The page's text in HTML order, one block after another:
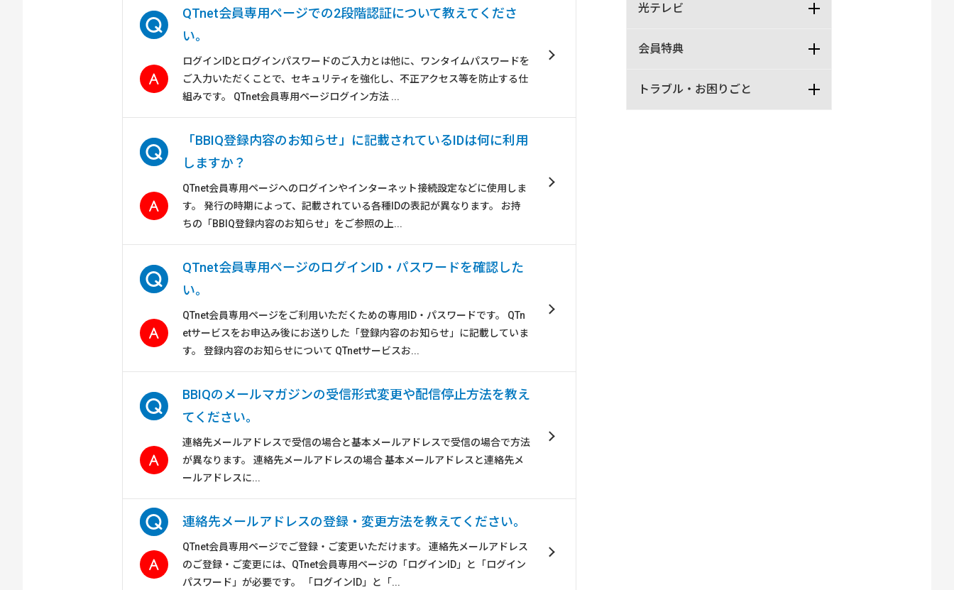
QTnet会員専用ページでの2段階認証について教えてくださ
い。
ログインIDとログインパスワードのご入力とは他に、ワンタイムパスワードを
ご入力いただくことで、セキュリティを強化し、不正アクセス等を防止する仕
組みです。 QTnet会員専用ページログイン方法 ...
「BBIQ登録内容のお知らせ」に記載されているIDは何に利用
しますか？
QTnet会員専用ページへのログインやインターネット接続設定などに使用しま
す。 発行の時期によって、記載されている各種IDの表記が異なります。 お持
ちの「BBIQ登録内容のお知らせ」をご参照の上...
QTnet会員専用ページのログインID・パスワードを確認した
い。
QTnet会員専用ページをご利用いただくための専用ID・パスワードです。 QTn
etサービスをお申込み後にお送りした「登録内容のお知らせ」に記載していま
す。 登録内容のお知らせについて QTnetサービスお...
BBIQのメールマガジンの受信形式変更や配信停止方法を教え
てください。
連絡先メールアドレスで受信の場合と基本メールアドレスで受信の場合で方法
が異なります。 連絡先メールアドレスの場合 基本メールアドレスと連絡先メ
ールアドレスに...
連絡先メールアドレスの登録・変更方法を教えてください。
QTnet会員専用ページでご登録・ご変更いただけます。 連絡先メールアドレス
のご登録・ご変更には、QTnet会員専用ページの「ログインID」と「ログイン
パスワード」が必要です。 「ログインID」と「...
光テレビ
会員特典
トラブル・お困りごと